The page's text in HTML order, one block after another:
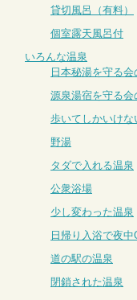
貸切風呂（有料）
個室露天風呂付
いろんな温泉
日本秘湯を守る会
源泉湯宿を守る会
歩いてしかいけな
野湯
タダで入れる温泉
公衆浴場
少し変わった温泉
日帰り入浴で夜中
道の駅の温泉
閉鎖された温泉